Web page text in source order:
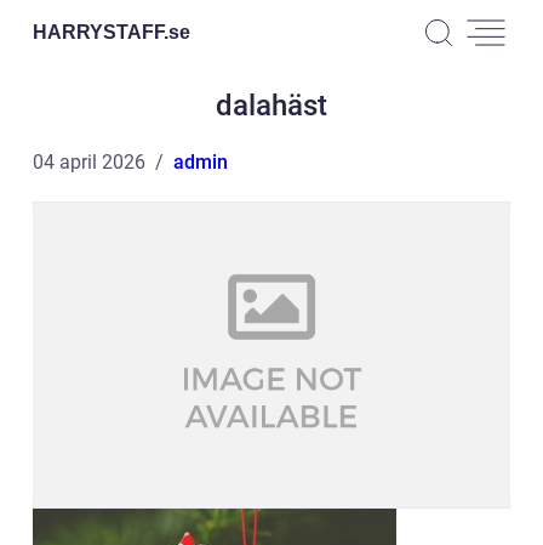
HARRYSTAFF.se
dalahäst
04 april 2026 admin